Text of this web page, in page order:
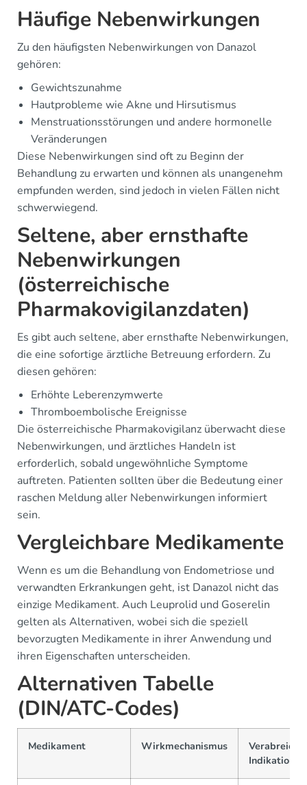
Häufige Nebenwirkungen
Zu den häufigsten Nebenwirkungen von Danazol
gehören:
Gewichtszunahme
Hautprobleme wie Akne und Hirsutismus
Menstruationsstörungen und andere hormonelle
Veränderungen
Diese Nebenwirkungen sind oft zu Beginn der
Behandlung zu erwarten und können als unangenehm
empfunden werden, sind jedoch in vielen Fällen nicht
schwerwiegend.
Seltene, aber ernsthafte
Nebenwirkungen
(österreichische
Pharmakovigilanzdaten)
Es gibt auch seltene, aber ernsthafte Nebenwirkungen,
die eine sofortige ärztliche Betreuung erfordern. Zu
diesen gehören:
Erhöhte Leberenzymwerte
Thromboembolische Ereignisse
Die österreichische Pharmakovigilanz überwacht diese
Nebenwirkungen, und ärztliches Handeln ist
erforderlich, sobald ungewöhnliche Symptome
auftreten. Patienten sollten über die Bedeutung einer
raschen Meldung aller Nebenwirkungen informiert
sein.
Vergleichbare Medikamente
Wenn es um die Behandlung von Endometriose und
verwandten Erkrankungen geht, ist Danazol nicht das
einzige Medikament. Auch Leuprolid und Goserelin
gelten als Alternativen, wobei sich die speziell
bevorzugten Medikamente in ihrer Anwendung und
ihren Eigenschaften unterscheiden.
Alternativen Tabelle
(DIN/ATC-Codes)
Medikament Wirkmechanismus
Indikationen